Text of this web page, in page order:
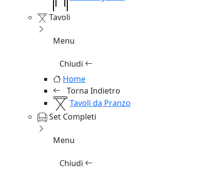
Tavoli
Menu
Chiudi
Home
Torna Indietro
Tavoli da Pranzo
Set Completi
Menu
Chiudi